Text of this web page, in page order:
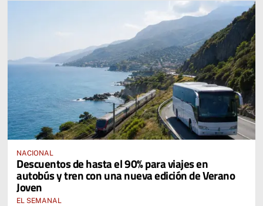
NACIONAL
Descuentos de hasta el 90% para viajes en
autobús y tren con una nueva edición de Verano
Joven
EL SEMANAL